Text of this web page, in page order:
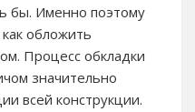
бы. Именно поэтому
обложить
Процесс обкладки
значительно
всей конструкции.